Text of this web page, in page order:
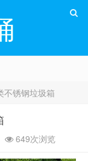
不锈钢垃圾箱
649次浏览